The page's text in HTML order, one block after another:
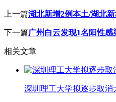
上一篇湖北新增2例本土/湖北
下一篇广州白云发现1名阳性
相关文章
深圳理工大学拟逐步取